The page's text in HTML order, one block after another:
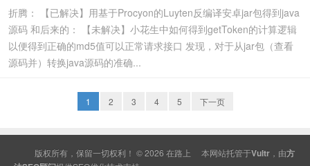
折腾： 【已解决】用基于Procyon的Luyten反编译安卓jar包得到java
源码 和后来的： 【未解决】小花生中如何得到getToken的计算逻辑
以便得到正确的md5值可以正常请求接口 发现，对于从jar包（查看
源码并）转换java源码的准确...
1 2 3 4 5 下一页
版权所有，保留一切权利！ © 2026 在路上 本网站托管于Vultr ，由方